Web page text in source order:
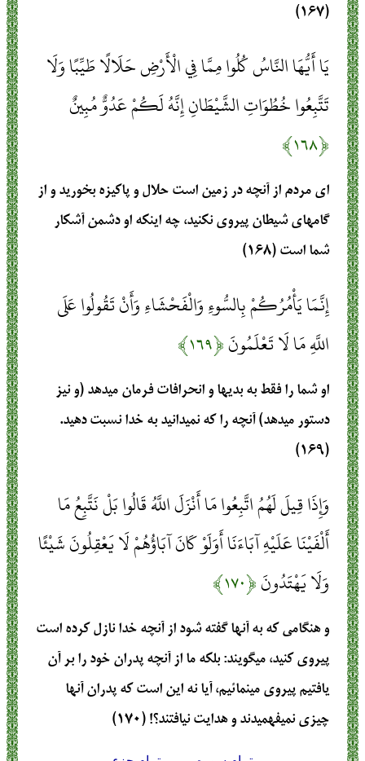
(۱۶۷)
يَا أَيُّهَا النَّاسُ كُلُوا مِمَّا فِي الْأَرْضِ حَلَالًا طَيِّبًا وَلَا
تَتَّبِعُوا خُطُوَاتِ الشَّيْطَانِ إِنَّهُ لَكُمْ عَدُوٌّ مُبِينٌ
﴿۱۶۸﴾
اي مردم از آنچه در زمين است حلال و پاكيزه بخوريد و از
گامهاي شيطان پيروي نكنيد، چه اينكه او دشمن آشكار
شما است (۱۶۸)
إِنَّمَا يَأْمُرُكُمْ بِالسُّوءِ وَالْفَحْشَاءِ وَأَنْ تَقُولُوا عَلَى
اللَّهِ مَا لَا تَعْلَمُونَ﴿۱۶۹﴾
او شما را فقط به بديها و انحرافات فرمان مي‏دهد (و نيز
دستور مي‏دهد) آنچه را كه نمي‏دانيد به خدا نسبت دهيد.
(۱۶۹)
وَإِذَا قِيلَ لَهُمُ اتَّبِعُوا مَا أَنْزَلَ اللَّهُ قَالُوا بَلْ نَتَّبِعُ مَا
أَلْفَيْنَا عَلَيْهِ آبَاءَنَا أَوَلَوْ كَانَ آبَاؤُهُمْ لَا يَعْقِلُونَ شَيْئًا
وَلَا يَهْتَدُونَ﴿۱۷۰﴾
و هنگامي كه به آنها گفته شود از آنچه خدا نازل كرده است
پيروي كنيد، مي‏گويند: بلكه ما از آنچه پدران خود را بر آن
يافتيم پيروي مي‏نمائيم، آيا نه اين است كه پدران آنها
چيزي نمي‏فهميدند و هدايت نيافتند؟! (۱۷۰)